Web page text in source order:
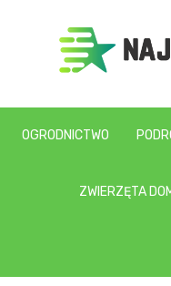
OGRODNICTWO
ZWIERZĘTA